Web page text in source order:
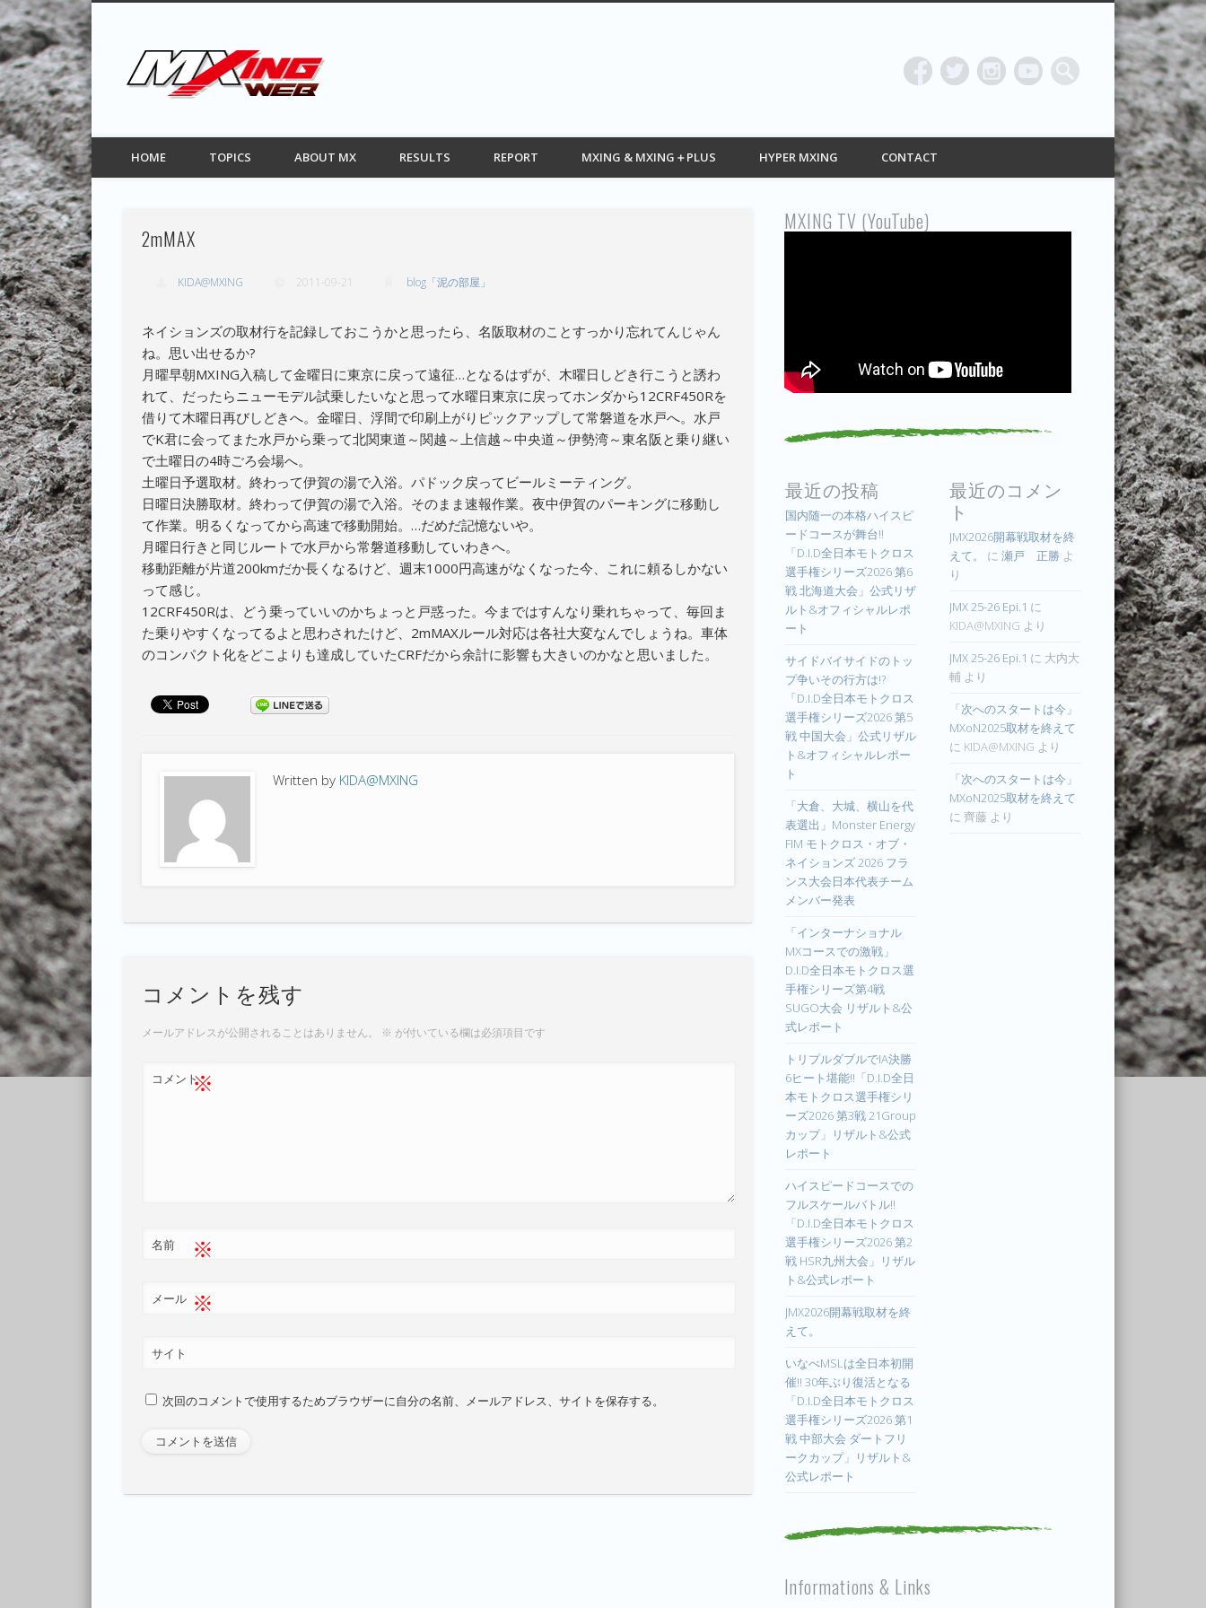
MXING web モトクロス情報 MOTOCROSSING
モトクロス情報サイト
FacebookTwitterPinterest Vimeo
HOME TOPICS ABOUT MX RESULTS REPORT MXING & MXING＋PLUS HYPER MXING CONTACT
2mMAX
KIDA@MXING 2011-09-21 blog「泥の部屋」
ネイションズの取材行を記録しておこうかと思ったら、名阪取材のことすっかり忘れてんじゃん
ね。思い出せるか?
月曜早朝MXING入稿して金曜日に東京に戻って遠征…となるはずが、木曜日しどき行こうと誘わ
れて、だったらニューモデル試乗したいなと思って水曜日東京に戻ってホンダから12CRF450Rを
借りて木曜日再びしどきへ。金曜日、浮間で印刷上がりピックアップして常磐道を水戸へ。水戸
でK君に会ってまた水戸から乗って北関東道～関越～上信越～中央道～伊勢湾～東名阪と乗り継い
で土曜日の4時ごろ会場へ。
土曜日予選取材。終わって伊賀の湯で入浴。パドック戻ってビールミーティング。
日曜日決勝取材。終わって伊賀の湯で入浴。そのまま速報作業。夜中伊賀のパーキングに移動し
て作業。明るくなってから高速で移動開始。…だめだ記憶ないや。
月曜日行きと同じルートで水戸から常磐道移動していわきへ。
移動距離が片道200kmだか長くなるけど、週末1000円高速がなくなった今、これに頼るしかない
って感じ。
12CRF450Rは、どう乗っていいのかちょっと戸惑った。今まではすんなり乗れちゃって、毎回ま
た乗りやすくなってるよと思わされたけど、2mMAXルール対応は各社大変なんでしょうね。車体
のコンパクト化をどこよりも達成していたCRFだから余計に影響も大きいのかなと思いました。
Written by KIDA@MXING
コメントを残す
メールアドレスが公開されることはありません。 ※ が付いている欄は必須項目です
コメント※
名前 ※
メール ※
サイト
次回のコメントで使用するためブラウザーに自分の名前、メールアドレス、サイトを保存する。
MXING TV (YouTube)
最近の投稿
国内随一の本格ハイスピ
ードコースが舞台!!
「D.I.D全日本モトクロス
選手権シリーズ2026 第6
戦 北海道大会」公式リザ
ルト&オフィシャルレポ
ート
サイドバイサイドのトッ
プ争いその行方は!?
「D.I.D全日本モトクロス
選手権シリーズ2026 第5
戦 中国大会」公式リザル
ト&オフィシャルレポー
ト
「大倉、大城、横山を代
表選出」Monster Energy
FIM モトクロス・オブ・
ネイションズ 2026 フラ
ンス大会日本代表チーム
メンバー発表
「インターナショナル
MXコースでの激戦」
D.I.D全日本モトクロス選
手権シリーズ第4戦
SUGO大会 リザルト&公
式レポート
トリプルダブルでIA決勝
6ヒート堪能!!「D.I.D全日
本モトクロス選手権シリ
ーズ2026 第3戦 21Group
カップ」リザルト&公式
レポート
ハイスピードコースでの
フルスケールバトル!!
「D.I.D全日本モトクロス
選手権シリーズ2026 第2
戦 HSR九州大会」リザル
ト&公式レポート
JMX2026開幕戦取材を終
えて。
いなべMSLは全日本初開
催!! 30年ぶり復活となる
「D.I.D全日本モトクロス
選手権シリーズ2026 第1
戦 中部大会 ダートフリ
ークカップ」リザルト&
公式レポート
最近のコメン
ト
JMX2026開幕戦取材を終
えて。
に 瀬戸 正勝 よ
り
JMX 25-26 Epi.1 に
KIDA@MXING より
JMX 25-26 Epi.1 に 大内大
輔 より
「次へのスタートは今」
MXoN2025取材を終えて
に KIDA@MXING より
「次へのスタートは今」
MXoN2025取材を終えて
に 齊藤 より
Informations & Links